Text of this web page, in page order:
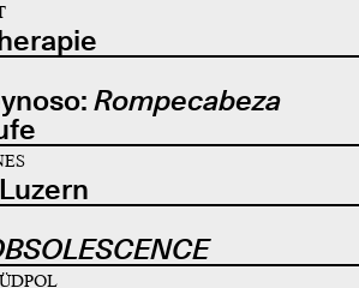
Rompecabeza